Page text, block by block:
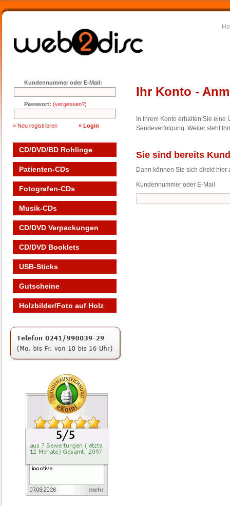
Kundennummer oder E-Mail:
Passwort: (vergessen?)
» Neu registrieren
CD/DVD/BD Rohlinge
Patienten-CDs
Fotografen-CDs
Musik-CDs
CD/DVD Verpackungen
CD/DVD Booklets
USB-Sticks
Gutscheine
Holzbilder/Foto auf Holz
Ihr Konto -
In Ihrem Konto erhalten Sie eine
Sendeverfolgung. Weiter steht
Sie sind bereits
Dann können Sie sich direkt hier
Kundennummer oder E-Mail